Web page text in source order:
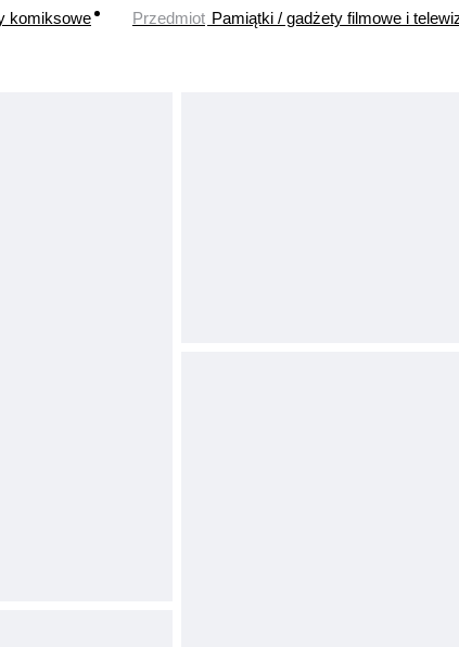
komiksowe Przedmiot Pamiątki / gadżety filmowe i